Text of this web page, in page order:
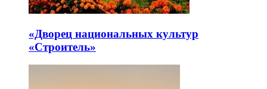
«Дворец национальных культур
«Строитель»